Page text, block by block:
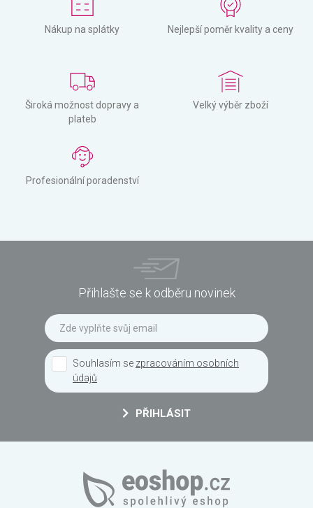
Nákup na splátky Nejlepší poměr kvality a ceny
Široká možnost dopravy a
plateb
Velký výběr zboží
Profesionální poradenství
Přihlašte se k odběru novinek
Souhlasím se zpracováním osobních
údajů
PŘIHLÁSIT